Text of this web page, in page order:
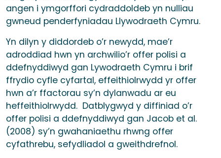
angen i ymgorffori cydraddoldeb yn nulliau
gwneud penderfyniadau Llywodraeth Cymru.
Yn dilyn y diddordeb o’r newydd, mae’r
adroddiad hwn yn archwilio’r offer polisi a
ddefnyddiwyd gan Lywodraeth Cymru i brif
ffrydio cyfle cyfartal, effeithiolrwydd yr offer
hwn a’r ffactorau sy’n dylanwadu ar eu
heffeithiolrwydd. Datblygwyd y diffiniad o’r
offer polisi a ddefnyddiwyd gan Jacob et al.
(2008) sy’n gwahaniaethu rhwng offer
cyfathrebu, sefydliadol a gweithdrefnol.